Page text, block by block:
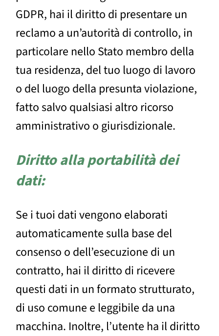
GDPR, hai il diritto di presentare un
reclamo a un’autorità di controllo, in
particolare nello Stato membro della
tua residenza, del tuo luogo di lavoro
o del luogo della presunta violazione,
fatto salvo qualsiasi altro ricorso
amministrativo o giurisdizionale.
Diritto alla portabilità dei
dati:
Se i tuoi dati vengono elaborati
automaticamente sulla base del
consenso o dell’esecuzione di un
contratto, hai il diritto di ricevere
questi dati in un formato strutturato,
di uso comune e leggibile da una
macchina. Inoltre, l’utente ha il diritto